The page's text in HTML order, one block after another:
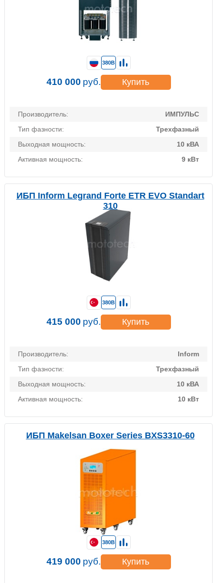
Производитель:
ИМПУЛЬС
Тип фазности:
Трехфазный
Выходная мощность:
10 кВА
Активная мощность:
9 кВт
380В
410 000 руб. Купить
ИБП Inform Legrand Forte ETR EVO Standart
310
Производитель:
Inform
Тип фазности:
Трехфазный
Выходная мощность:
10 кВА
Активная мощность:
10 кВт
380В
415 000 руб. Купить
ИБП Makelsan Boxer Series BXS3310-60
380В
419 000 руб. Купить